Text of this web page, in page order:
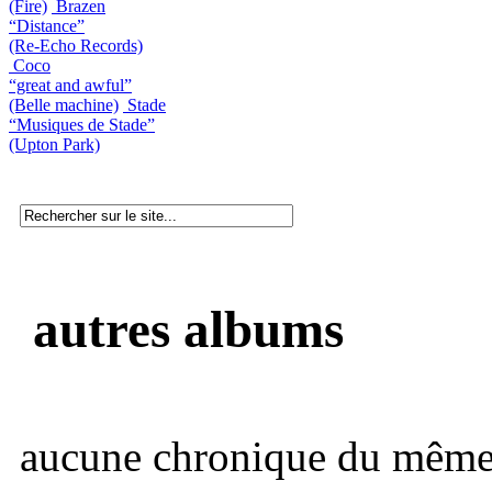
(Fire) Brazen
“Distance”
(Re-Echo Records)
Coco
“great and awful”
(Belle machine) Stade
“Musiques de Stade”
(Upton Park)
autres albums
aucune chronique du